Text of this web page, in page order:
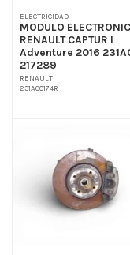
ELECTRICIDAD
MODULO
RENAULT CAPTUR I
Adventure 2016
217289
RENAULT
231A00174R